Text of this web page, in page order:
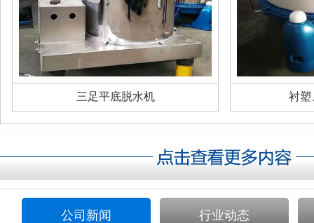
三足平底脱水机 衬塑
公司新闻 行业动态